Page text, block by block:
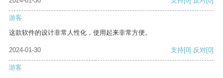
游客
这款软件的设计非常人性化，使用起来非常方便。
2024-01-30 支持[0] 反对[0]
游客